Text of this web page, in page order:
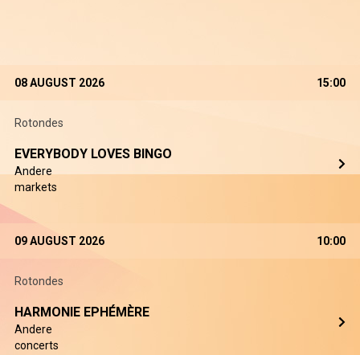
08 AUGUST 2026 15:00
Rotondes
EVERYBODY LOVES BINGO
Andere
markets
09 AUGUST 2026 10:00
Rotondes
HARMONIE EPHÉMÈRE
Andere
concerts